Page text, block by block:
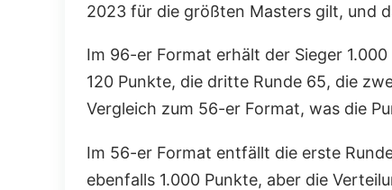
2023 für die größten Masters gilt, und
Im 96-er Format erhält der Sieger
120 Punkte, die dritte Runde 65, die
Vergleich zum 56-er Format, was die
Im 56-er Format entfällt die erste
ebenfalls 1.000 Punkte, aber die